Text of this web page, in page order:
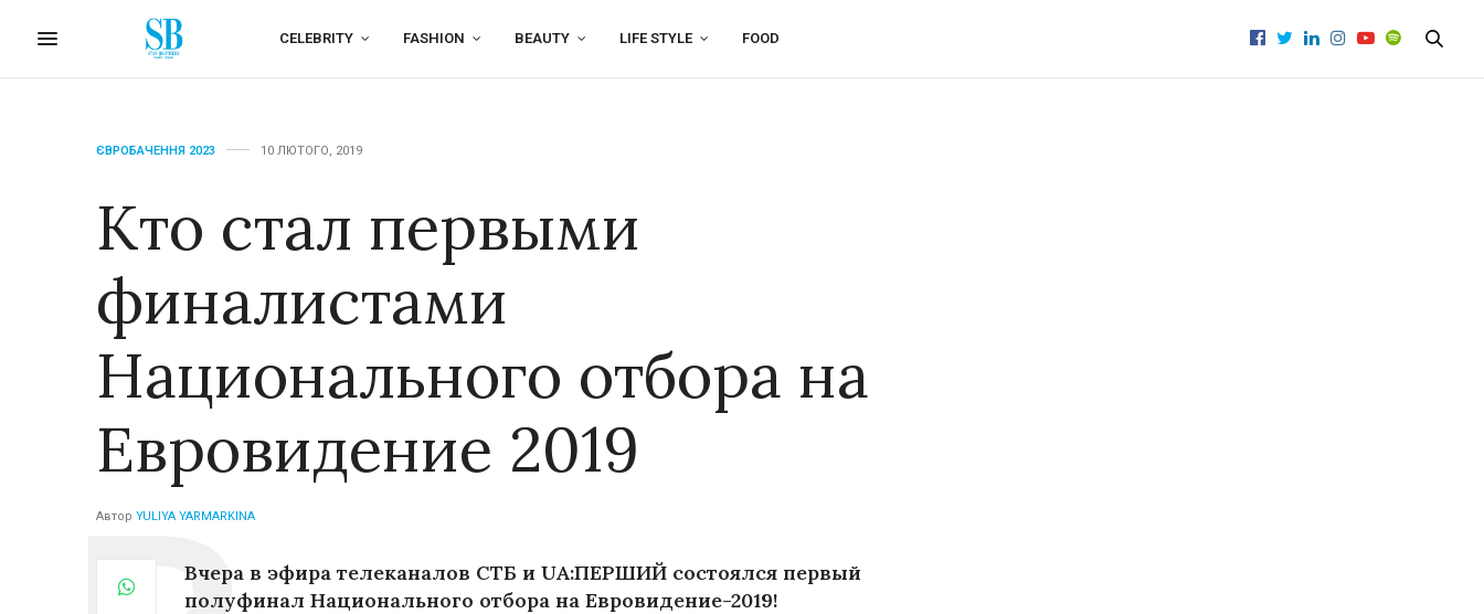
CELEBRITY FASHION BEAUTY LIFE STYLE FOOD
ЄВРОБАЧЕННЯ 2023 10 ЛЮТОГО, 2019
Кто стал первыми
финалистами
Национального отбора на
Евровидение 2019
Автор YULIYA YARMARKINA
Вчера в эфира телеканалов СТБ и UA:ПЕРШИЙ состоялся первый
полуфинал Национального отбора на Евровидение-2019!